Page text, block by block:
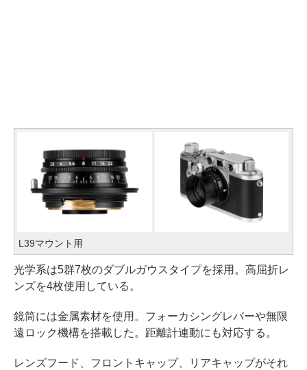
L39マウント用
光学系は5群7枚のダブルガウスタイプを採用。高屈折レ
ンズを4枚使用している。
鏡筒には金属素材を使用。フォーカシングレバーや無限
遠ロック機構を搭載した。距離計連動にも対応する。
レンズフード、フロントキャップ、リアキャップがそれ